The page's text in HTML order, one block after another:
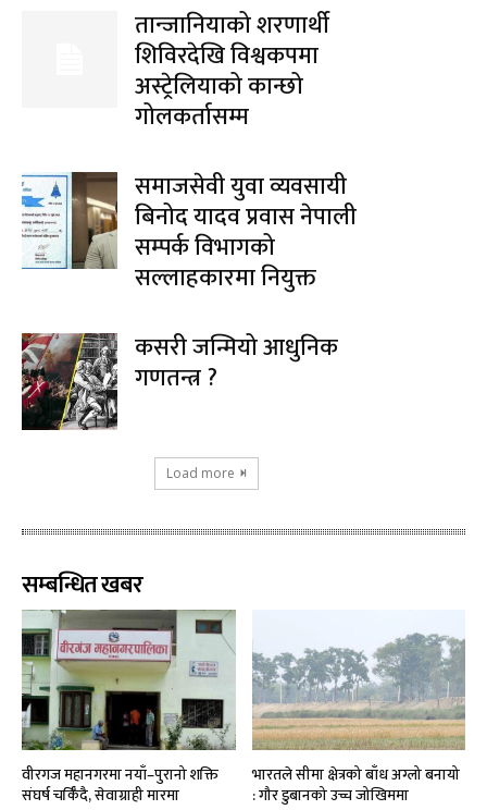
तान्जानियाको शरणार्थी
शिविरदेखि विश्वकपमा
अस्ट्रेलियाको कान्छो
गोलकर्तासम्म
समाजसेवी युवा व्यवसायी
बिनोद यादव प्रवास नेपाली
सम्पर्क विभागको
सल्लाहकारमा नियुक्त
कसरी जन्मियो आधुनिक
गणतन्त्र ?
Load more
सम्बन्धित खबर
वीरगज महानगरमा नयाँ–पुरानो शक्ति
संघर्ष चर्किँदै, सेवाग्राही मारमा
भारतले सीमा क्षेत्रको बाँध अग्लो बनायो
: गौर डुबानको उच्च जोखिममा